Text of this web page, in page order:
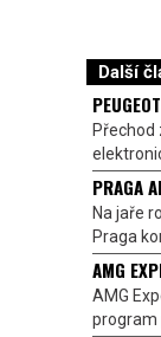
Další
Přechod
PRAGA
Na jaře
Praga
AMG
AMG
program